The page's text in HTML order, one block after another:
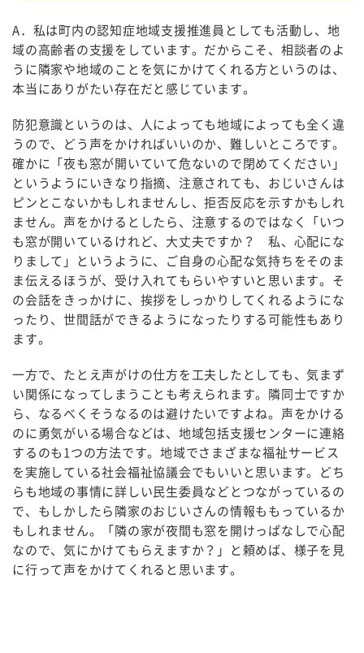
A．私は町内の認知症地域支援推進員としても活動し、地
域の高齢者の支援をしています。だからこそ、相談者のよ
うに隣家や地域のことを気にかけてくれる方というのは、
本当にありがたい存在だと感じています。
防犯意識というのは、人によっても地域によっても全く違
うので、どう声をかければいいのか、難しいところです。
確かに「夜も窓が開いていて危ないので閉めてください」
というようにいきなり指摘、注意されても、おじいさんは
ピンとこないかもしれませんし、拒否反応を示すかもしれ
ません。声をかけるとしたら、注意するのではなく「いつ
も窓が開いているけれど、大丈夫ですか？ 私、心配にな
りまして」というように、ご自身の心配な気持ちをそのま
ま伝えるほうが、受け入れてもらいやすいと思います。そ
の会話をきっかけに、挨拶をしっかりしてくれるようにな
ったり、世間話ができるようになったりする可能性もあり
ます。
一方で、たとえ声がけの仕方を工夫したとしても、気まず
い関係になってしまうことも考えられます。隣同士ですか
ら、なるべくそうなるのは避けたいですよね。声をかける
のに勇気がいる場合などは、地域包括支援センターに連絡
するのも1つの方法です。地域でさまざまな福祉サービス
を実施している社会福祉協議会でもいいと思います。どち
らも地域の事情に詳しい民生委員などとつながっているの
で、もしかしたら隣家のおじいさんの情報ももっているか
もしれません。「隣の家が夜間も窓を開けっぱなしで心配
なので、気にかけてもらえますか？」と頼めば、様子を見
に行って声をかけてくれると思います。